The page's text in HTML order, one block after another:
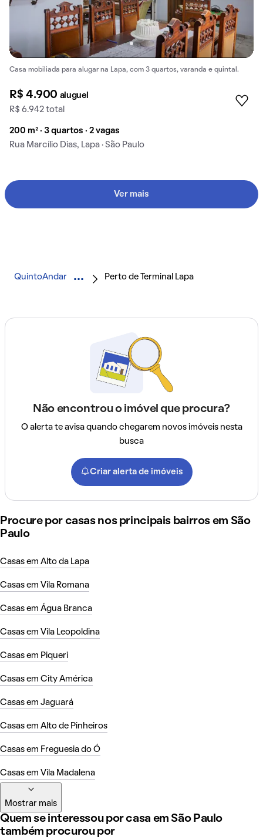
Casa mobiliada para alugar na Lapa, com 3 quartos, varanda e quintal.
R$ 4.900 aluguel
R$ 6.942 total
200 m² · 3 quartos · 2 vagas
Rua Marcílio Dias, Lapa · São Paulo
Ver mais
QuintoAndar Perto de Terminal Lapa
Não encontrou o imóvel que procura?
O alerta te avisa quando chegarem novos imóveis nesta
busca
Criar alerta de imóveis
Procure por casas nos principais bairros em São
Paulo
Casas em Alto da Lapa
Casas em Vila Romana
Casas em Água Branca
Casas em Vila Leopoldina
Casas em Piqueri
Casas em City América
Casas em Jaguará
Casas em Alto de Pinheiros
Casas em Freguesia do Ó
Casas em Vila Madalena
Mostrar mais
Quem se interessou por casa em São Paulo
também procurou por